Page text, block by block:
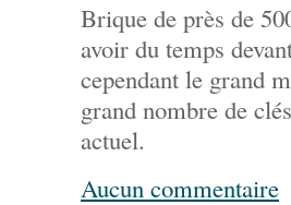
Brique de près de
avoir du temps
cependant le grand
grand nombre de
actuel.
Aucun commentaire